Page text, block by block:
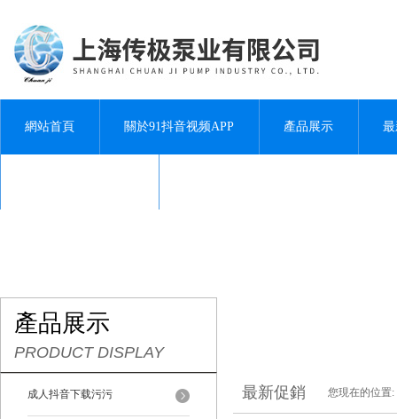
網站首頁 關於91抖音视频APP 產品展示
產品展示
PRODUCT DISPLAY
成人抖音下载污污 最新促銷 您現在的位置: